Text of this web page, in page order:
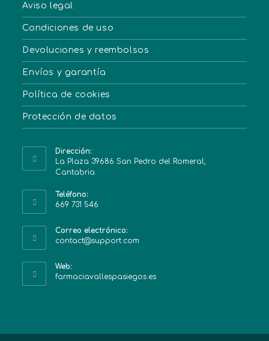
Aviso legal
Condiciones de uso
Devoluciones y reembolsos
Envíos y garantía
Política de cookies
Protección de datos
Dirección:
La Plaza 39686 San Pedro del Romeral,
Cantabria
Teléfono:
669 731 546
Correo electrónico:
contact@support.com
Web:
farmaciavallespasiegos.es